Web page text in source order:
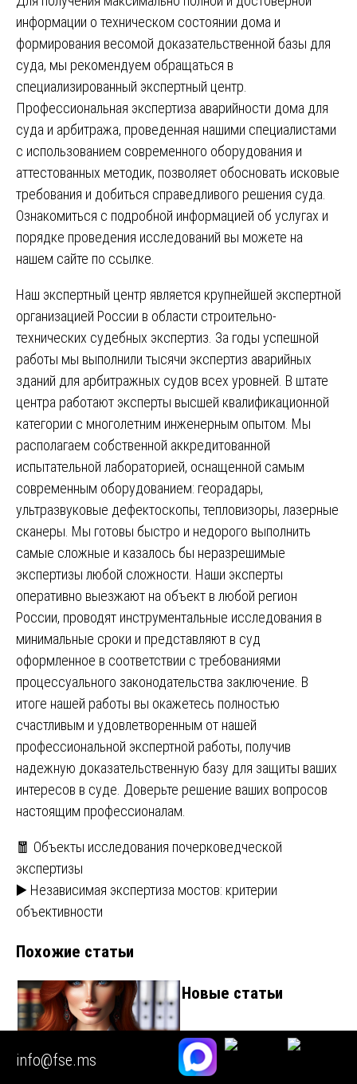
информации о техническом состоянии дома и
формирования весомой доказательственной базы для
суда, мы рекомендуем обращаться в
специализированный экспертный центр.
Профессиональная экспертиза аварийности дома для
суда и арбитража, проведенная нашими специалистами
с использованием современного оборудования и
аттестованных методик, позволяет обосновать исковые
требования и добиться справедливого решения суда.
Ознакомиться с подробной информацией об услугах и
порядке проведения исследований вы можете на
нашем сайте по ссылке
Наш экспертный центр является крупнейшей экспертной
организацией России в области строительно-
технических судебных экспертиз. За годы успешной
работы мы выполнили тысячи экспертиз аварийных
зданий для арбитражных судов всех уровней. В штате
центра работают эксперты высшей квалификационной
категории с многолетним инженерным опытом. Мы
располагаем собственной аккредитованной
испытательной лабораторией, оснащенной самым
современным оборудованием: георадары,
ультразвуковые дефектоскопы, тепловизоры, лазерные
сканеры. Мы готовы быстро и недорого выполнить
самые сложные и казалось бы неразрешимые
экспертизы любой сложности. Наши эксперты
оперативно выезжают на объект в любой регион
России, проводят инструментальные исследования в
минимальные сроки и представляют в суд
оформленное в соответствии с требованиями
процессуального законодательства заключение. В
итоге нашей работы вы окажетесь полностью
счастливым и удовлетворенным от нашей
профессиональной экспертной работы, получив
надежную доказательственную базу для защиты ваших
интересов в суде. Доверьте решение ваших вопросов
настоящим профессионалам.
Навигация
по
записям
🧧 Объекты исследования почерковедческой
экспертизы
▶️ Независимая экспертиза мостов: критерии
объективности
Похожие статьи
Новые статьи
info@fse.ms